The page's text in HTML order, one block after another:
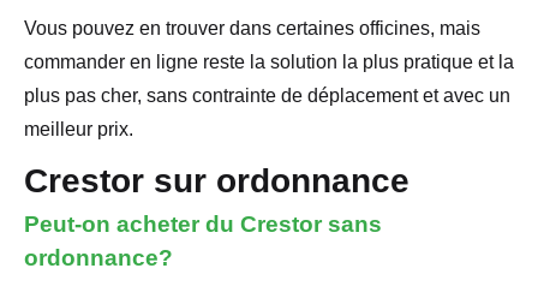
Vous pouvez en trouver dans certaines officines, mais
commander en ligne reste la solution la plus pratique et la
plus pas cher, sans contrainte de déplacement et avec un
meilleur prix.
Crestor sur ordonnance
Peut-on acheter du Crestor sans
ordonnance?